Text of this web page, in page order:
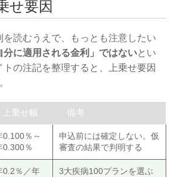
せ要因
を読むうえで、もっとも注意したい
分に適用される金利」ではないとい
トの注記を整理すると、上乗せ要因
上乗せ幅 備考
0.100％～
0.300％
申込前には確定しない。仮
審査の結果で判明する
0.2％／年
3大疾病100プランを選ぶ